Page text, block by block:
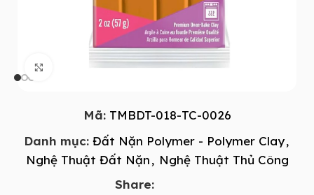
Click to enlarge
Mã: TMBDT-018-TC-0026
Danh mục: Đất Nặn Polymer - Polymer Clay,
Nghệ Thuật Đất Nặn, Nghệ Thuật Thủ Công
Share: